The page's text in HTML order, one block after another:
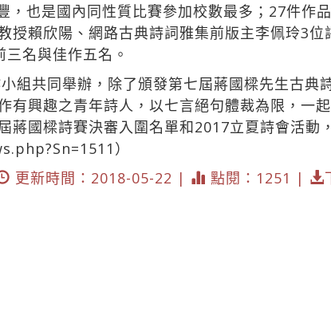
也是國內同性質比賽參加校數最多；27件作
賴欣陽、網路古典詩詞雅集前版主李佩玲3位
名與佳作五名。
組共同舉辦，除了頒發第七屆蔣國樑先生古典
興趣之青年詩人，以七言絕句體裁為限，一
蔣國樑詩賽決審入圍名單和2017立夏詩會活動
）
更新時間：2018-05-22 | 點閱：1251 |